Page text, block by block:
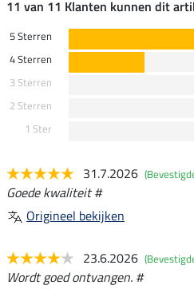
11 van 11 Klanten kunnen dit
5 Sterren
4 Sterren
3 Sterren
2 Sterren
1 Ster
31.7.2026
Goede kwaliteit #
Origineel bekijken
23.6.2026
Wordt goed ontvangen. #